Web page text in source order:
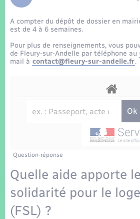
Etat-civil - Papiers -
Mariage – PACS
Parrainage civil
Logement - Urbanisme
Nouvel habitant
Organisation d’événement
Sécurité - Prévention
Transports scolaires
Travaux - Autorisation
public
Compétences
Plan interactif
La Communauté de communes
A compter du dépôt de dossier en
est de 4 à 6 semaines.
Pour plus de renseignements, vous
de Fleury-sur-Andelle par téléphone au
mail à contact@fleury-sur-andelle.fr.
Question-réponse
Quelle aide apporte
solidarité pour le
(FSL) ?